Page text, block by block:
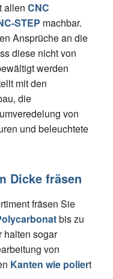
allen CNC
STEP machbar.
Ansprüche an die
diese nicht von
werden
mit den
die
von
und beleuchtete
Dicke fräsen
fräsen Sie
bis zu
halten sogar
von
Kanten wie poliert